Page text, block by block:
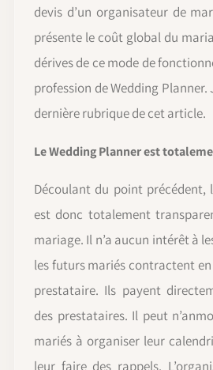
devis d’un organisateur de
présente le coût global du
dérives de ce mode de
profession de Wedding Planner.
dernière rubrique de cet article.
Le Wedding Planner est
Découlant du point précédent,
est donc totalement
mariage. Il n’a aucun intérêt à
les futurs mariés contractent
prestataire. Ils payent
des prestataires. Il peut
mariés à organiser leur
leur faire des rappels.